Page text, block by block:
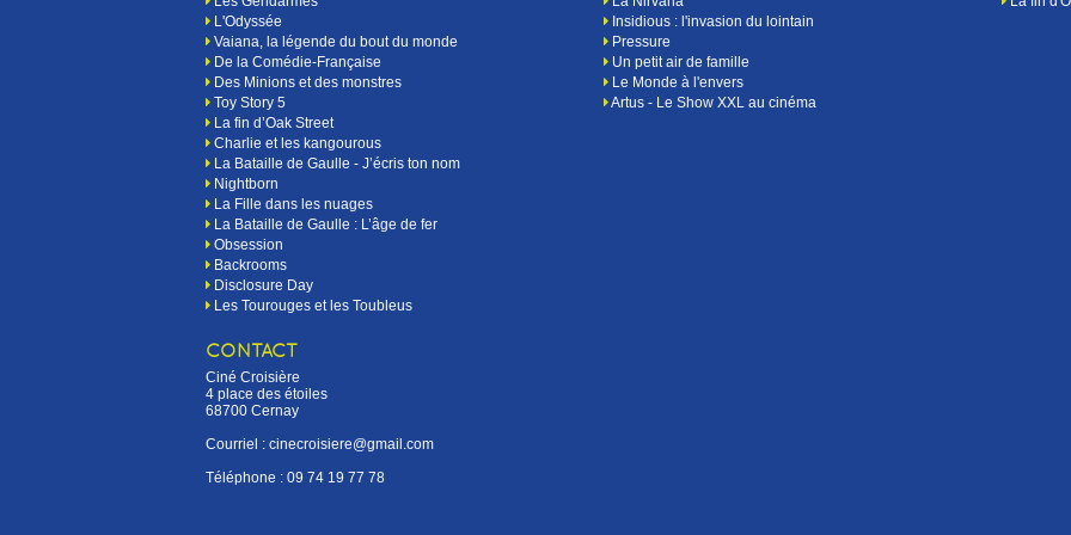
L'Odyssée
Vaiana, la légende du bout du monde
De la Comédie-Française
Des Minions et des monstres
Toy Story 5
La fin d’Oak Street
Charlie et les kangourous
La Bataille de Gaulle - J’écris ton nom
Nightborn
La Fille dans les nuages
La Bataille de Gaulle : L’âge de fer
Obsession
Backrooms
Disclosure Day
Les Tourouges et les Toubleus
Insidious : l'invasion du lointain
Pressure
Un petit air de famille
Le Monde à l'envers
Artus - Le Show XXL au cinéma
CONTACT
Ciné Croisière
4 place des étoiles
68700 Cernay
Courriel : cinecroisiere@gmail.com
Téléphone : 09 74 19 77 78